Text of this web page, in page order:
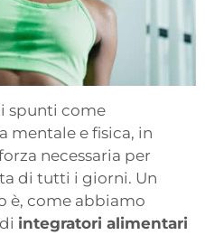
spunti come
mentale e fisica, in
necessaria per
di tutti i giorni. Un
è, come abbiamo
integratori alimentari